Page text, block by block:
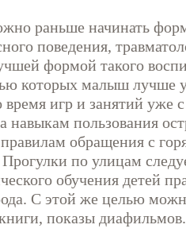
раньше начинать
поведения,
формой такого
которых малыш лучше
игр и занятий уже
навыкам пользования
обращения с
по улицам
обучения детей
С этой же целью
показы диафильмов.